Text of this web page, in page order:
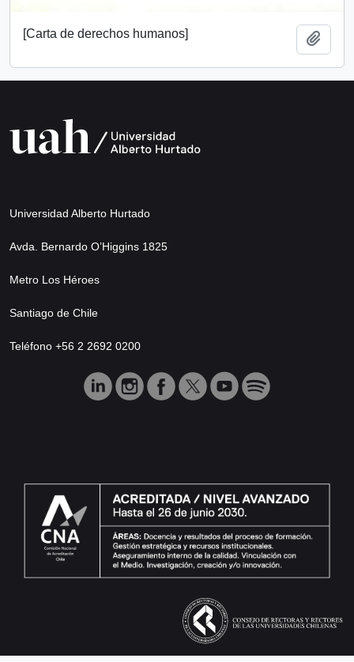
[Carta de derechos humanos]
Universidad Alberto Hurtado
Avda. Bernardo O’Higgins 1825
Metro Los Héroes
Santiago de Chile
Teléfono +56 2 2692 0200